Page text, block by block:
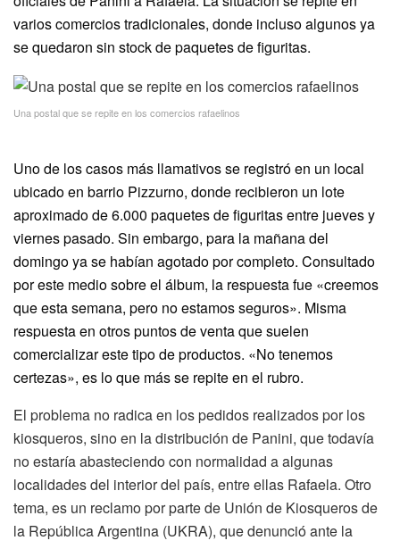
varios comercios tradicionales, donde incluso algunos ya
se quedaron sin stock de paquetes de figuritas.
Una postal que se repite en los comercios rafaelinos
Uno de los casos más llamativos se registró en un local
ubicado en barrio Pizzurno, donde recibieron un lote
aproximado de 6.000 paquetes de figuritas entre jueves y
viernes pasado. Sin embargo, para la mañana del
domingo ya se habían agotado por completo. Consultado
por este medio sobre el álbum, la respuesta fue «creemos
que esta semana, pero no estamos seguros». Misma
respuesta en otros puntos de venta que suelen
comercializar este tipo de productos. «No tenemos
certezas», es lo que más se repite en el rubro.
El problema no radica en los pedidos realizados por los
kiosqueros, sino en la distribución de Panini, que todavía
no estaría abasteciendo con normalidad a algunas
localidades del interior del país, entre ellas Rafaela. Otro
tema, es un reclamo por parte de Unión de Kiosqueros de
la República Argentina (UKRA), que denunció ante la